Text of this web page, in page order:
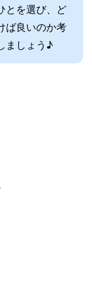
とを選び、ど
ば良いのか考
ましょう♪